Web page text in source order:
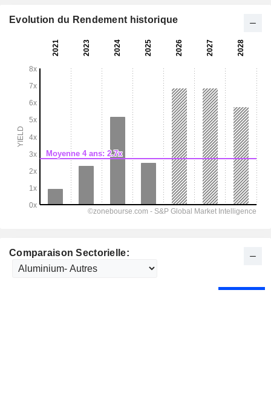
Comparaison Sectorielle:
Evolution du Rendement historique